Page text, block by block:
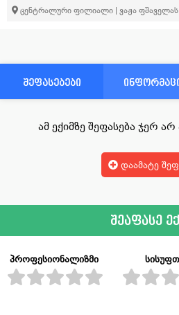
ცენტრალური ფილიალი | ვაჟა ფშაველას
შეფასებები
ამ ექიმზე შეფასება ჯერ
დაამატე
შეაფასე
პროფესიონალიზმი